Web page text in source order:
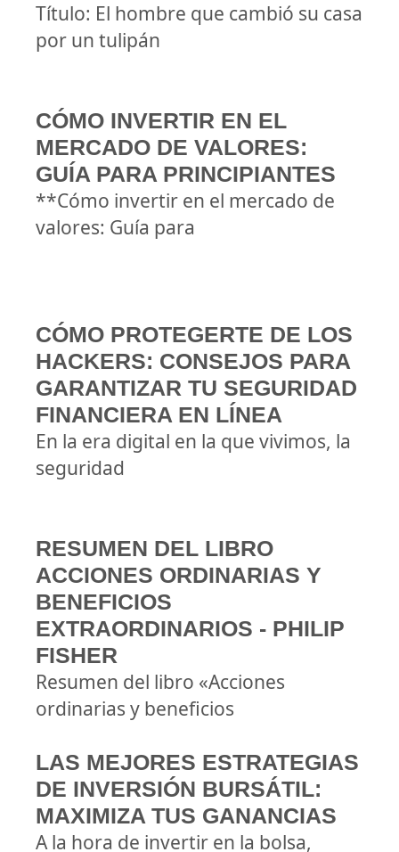
Título: El hombre que cambió su casa
por un tulipán
CÓMO INVERTIR EN EL
MERCADO DE VALORES:
GUÍA PARA PRINCIPIANTES
**Cómo invertir en el mercado de
valores: Guía para
CÓMO PROTEGERTE DE LOS
HACKERS: CONSEJOS PARA
GARANTIZAR TU SEGURIDAD
FINANCIERA EN LÍNEA
En la era digital en la que vivimos, la
seguridad
RESUMEN DEL LIBRO
ACCIONES ORDINARIAS Y
BENEFICIOS
EXTRAORDINARIOS - PHILIP
FISHER
Resumen del libro «Acciones
ordinarias y beneficios
LAS MEJORES ESTRATEGIAS
DE INVERSIÓN BURSÁTIL:
MAXIMIZA TUS GANANCIAS
A la hora de invertir en la bolsa,